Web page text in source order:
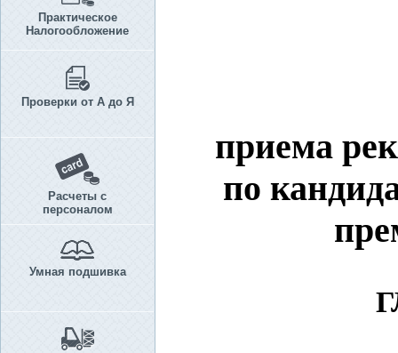
Практическое
Налогообложение
Проверки от А до Я
Расчеты с
персоналом
Умная подшивка
приема
по